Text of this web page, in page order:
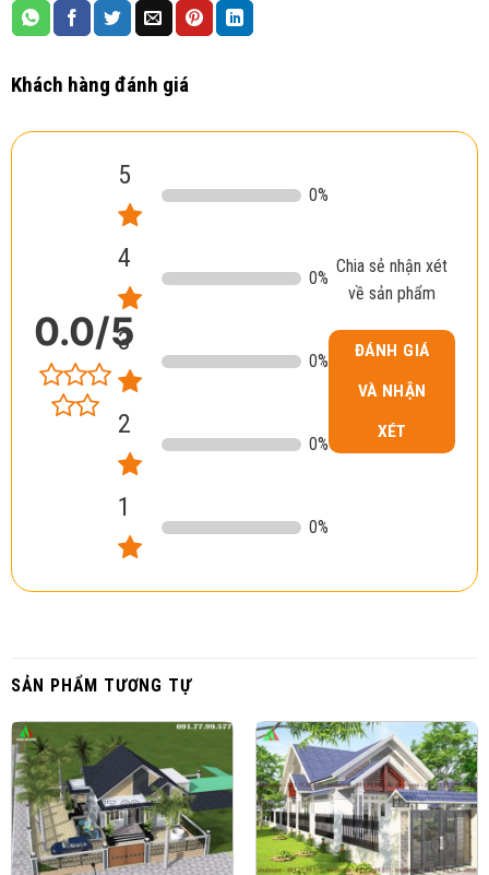
Khách hàng đánh giá
0.0/5
5
0%
4
0%
3
0%
2
0%
1
0%
Chia sẻ nhận xét
về sản phẩm
ĐÁNH GIÁ
VÀ NHẬN
XÉT
SẢN PHẨM TƯƠNG TỰ